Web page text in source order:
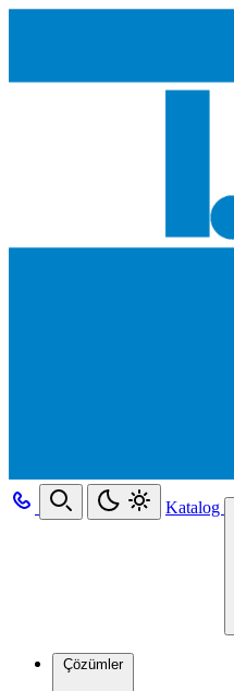
Katalog
Çözümler